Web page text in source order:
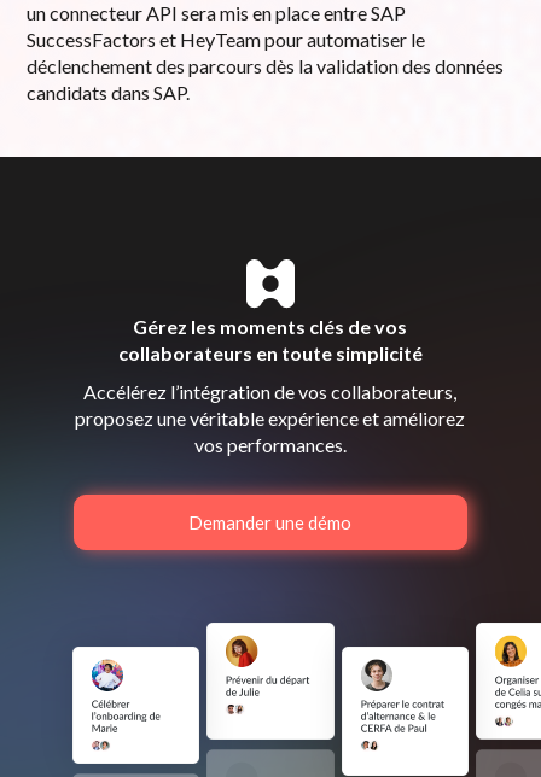
un connecteur API sera mis en place entre SAP
SuccessFactors et HeyTeam pour automatiser le
déclenchement des parcours dès la validation des données
candidats dans SAP.
Gérez les moments clés de vos
collaborateurs en toute simplicité
Accélérez l’intégration de vos collaborateurs,
proposez une véritable expérience et améliorez
vos performances.
Demander une démo